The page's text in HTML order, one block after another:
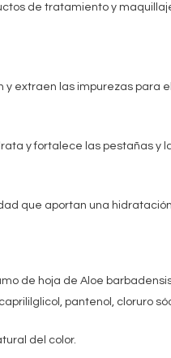
de tratamiento y
extraen las impurezas para
y fortalece las pestañas y
que aportan una
de hoja de Aloe
pantenol, cloruro
del color.